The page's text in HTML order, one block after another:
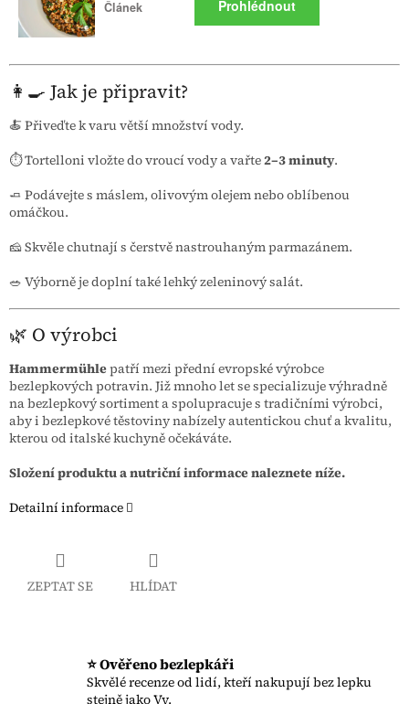
👩‍🍳 Jak je připravit?
🍝 Přiveďte k varu větší množství vody.
⏱️ Tortelloni vložte do vroucí vody a vařte2–3 minuty.
🧈 Podávejte s máslem, olivovým olejem nebo oblíbenou
omáčkou.
🧀 Skvěle chutnají s čerstvě nastrouhaným parmazánem.
🥗 Výborně je doplní také lehký zeleninový salát.
🌿 O výrobci
Hammermühlepatří mezi přední evropské výrobce
bezlepkových potravin. Již mnoho let se specializuje výhradně
na bezlepkový sortiment a spolupracuje s tradičními výrobci,
aby i bezlepkové těstoviny nabízely autentickou chuť a kvalitu,
kterou od italské kuchyně očekáváte.
Složení produktu a nutriční informace naleznete níže.
Detailní informace
ZEPTAT SE HLÍDAT
⭐ Ověřeno bezlepkáři
Skvělé recenze od lidí, kteří nakupují bez lepku
stejně jako Vy.